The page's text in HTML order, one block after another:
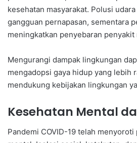
kesehatan masyarakat. Polusi
gangguan pernapasan, sementara
meningkatkan penyebaran penyakit
Mengurangi dampak lingkungan
mengadopsi gaya hidup yang lebih
mendukung kebijakan lingkungan
Kesehatan Mental
Pandemi COVID-19 telah